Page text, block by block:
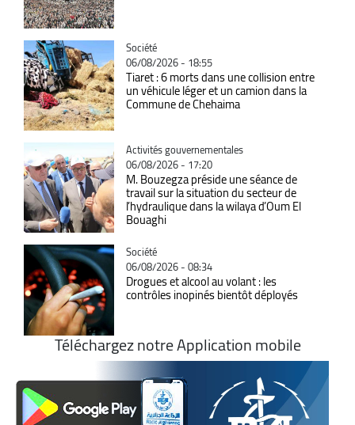
Catégorie
Société
06/08/2026 - 18:55
Tiaret : 6 morts dans une collision entre
un véhicule léger et un camion dans la
Commune de Chehaima
Catégorie
Activités gouvernementales
06/08/2026 - 17:20
M. Bouzegza préside une séance de
travail sur la situation du secteur de
l’hydraulique dans la wilaya d’Oum El
Bouaghi
Catégorie
Société
06/08/2026 - 08:34
Drogues et alcool au volant : les
contrôles inopinés bientôt déployés
Téléchargez notre Application mobile